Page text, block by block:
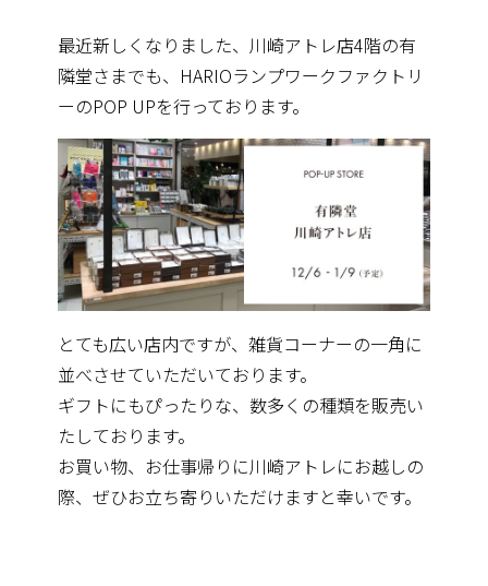
最近新しくなりました、川崎アトレ店4階の有
隣堂さまでも、HARIOランプワークファクトリ
ーのPOP UPを行っております。
とても広い店内ですが、雑貨コーナーの一角に
並べさせていただいております。
ギフトにもぴったりな、数多くの種類を販売い
たしております。
お買い物、お仕事帰りに川崎アトレにお越しの
際、ぜひお立ち寄り いただけますと幸いです。